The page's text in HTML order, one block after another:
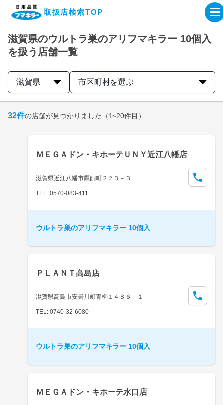
取扱店検索TOP
企業・IR情報サイト
製品情報サイト
取扱店検索はこちら
滋賀県のウルトラ巣のアリフマキラー 10個入
を扱う店舗一覧
滋賀県 市区町村を選ぶ
32件の店舗が見つかりました （1~20件目）
ＭＥＧＡドン・キホーテＵＮＹ近江八幡店
滋賀県近江八幡市鷹飼町２２３－３
TEL: 0570-083-411
ウルトラ巣のアリフマキラー 10個入
ＰＬＡＮＴ高島店
滋賀県高島市安曇川町青柳１４８６－１
TEL: 0740-32-6080
ウルトラ巣のアリフマキラー 10個入
ＭＥＧＡドン・キホーテ水口店